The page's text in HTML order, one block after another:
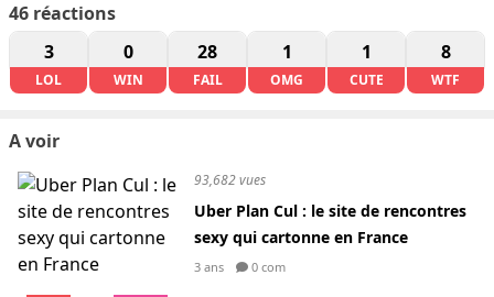
46 réactions
3
LOL
0
WIN
28
FAIL
1
OMG
1
CUTE
8
WTF
A voir
93,682 vues
Uber Plan Cul : le site de rencontres
sexy qui cartonne en France
3 ans 0 com